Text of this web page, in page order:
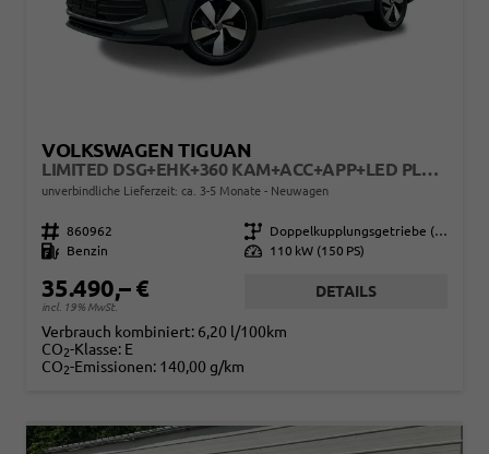
VOLKSWAGEN TIGUAN
LIMITED DSG+EHK+360 KAM+ACC+APP+LED PLUS+17" LM+KLIMA
unverbindliche Lieferzeit: ca. 3-5 Monate Neuwagen
Fahrzeugnr. 860962 Getriebe
Kraftstoff
Benzin Leistung 110 kW (150 PS)
35.490,– €
incl. 19% MwSt.
DETAILS
Verbrauch kombiniert: 6,20 l/100km
CO2-Klasse: E
CO2-Emissionen: 140,00 g/km